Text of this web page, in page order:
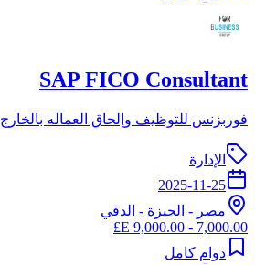
SAP FICO Consultant
فوربزنس للتوظيف وإلحاق العماله بالخارج
الإدارة
2025-11-25
مصر - الجيزة - الدقي
7,000.00 - 9,000.00 E£
دوام كامل